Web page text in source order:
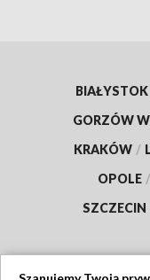
BIAŁYSTOK
GORZÓW
KRAKÓW /
OPOLE /
SZCZECIN